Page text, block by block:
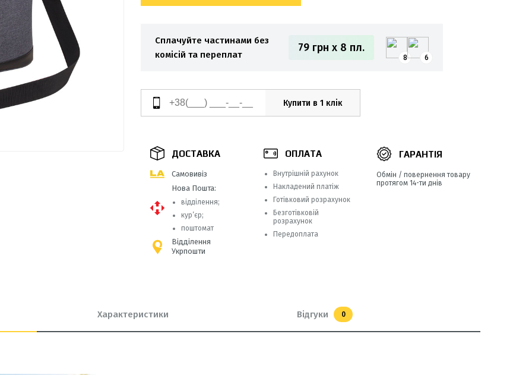
Сплачуйте частинами без
комісій та переплат
79 грн x 8 пл.
8 6
Купити в 1 клік
ДОСТАВКА
Самовивіз
Нова Пошта:
відділення;
кур’єр;
поштомат
Відділення
Укрпошти
ОПЛАТА
Внутрішній рахунок
Накладений платіж
Готівковий розрахунок
Безготівковій
розрахунок
Передоплата
ГАРАНТІЯ
Обмін / повернення товару
протягом 14-ти днів
Характеристики Відгуки 0